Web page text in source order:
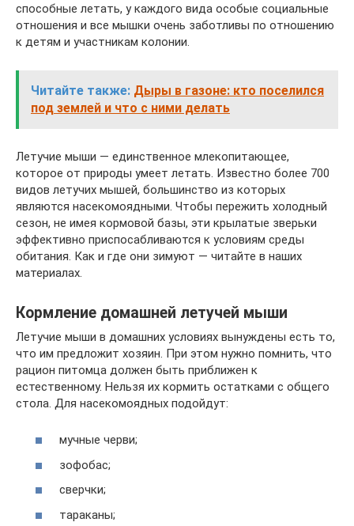
способные летать, у каждого вида особые социальные
отношения и все мышки очень заботливы по отношению
к детям и участникам колонии.
Читайте также: Дыры в газоне: кто поселился
под землей и что с ними делать
Летучие мыши — единственное млекопитающее,
которое от природы умеет летать. Известно более 700
видов летучих мышей, большинство из которых
являются насекомоядными. Чтобы пережить холодный
сезон, не имея кормовой базы, эти крылатые зверьки
эффективно приспосабливаются к условиям среды
обитания. Как и где они зимуют — читайте в наших
материалах.
Кормление домашней летучей мыши
Летучие мыши в домашних условиях вынуждены есть то,
что им предложит хозяин. При этом нужно помнить, что
рацион питомца должен быть приближен к
естественному. Нельзя их кормить остатками с общего
стола. Для насекомоядных подойдут:
мучные черви;
зофобас;
сверчки;
тараканы;